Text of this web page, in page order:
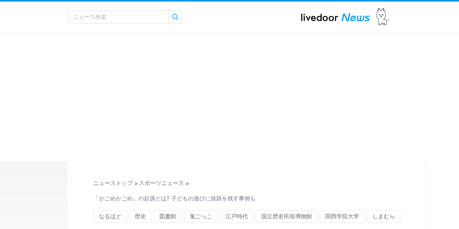
ニューストップ > スポーツニュース >
「かごめかごめ」の起源とは? 子どもの遊びに痕跡を残す事例も
なるほど 歴史 図書館 鬼ごっこ 江戸時代 国立歴史民俗博物館 関西学院大学 しまむら